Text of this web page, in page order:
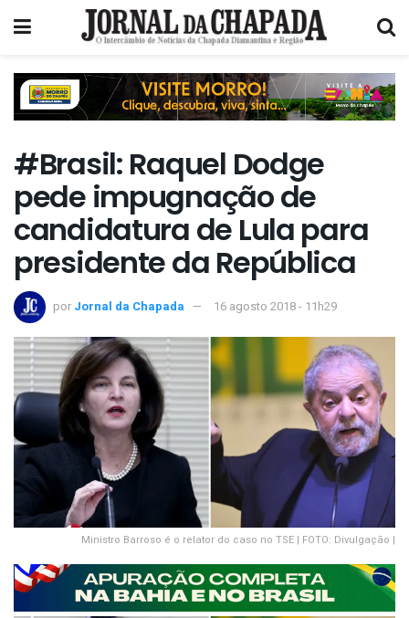
#Brasil: Raquel Dodge
pede impugnação de
candidatura de Lula para
presidente da República
por Jornal da Chapada 16 agosto 2018 - 11h29
Ministro Barroso é o relator do caso no TSE | FOTO: Divulgação |